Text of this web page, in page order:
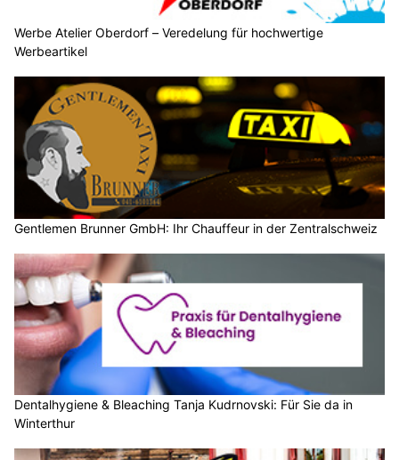
Werbe Atelier Oberdorf – Veredelung für hochwertige
Werbeartikel
Gentlemen Brunner GmbH: Ihr Chauffeur in der Zentralschweiz
Dentalhygiene & Bleaching Tanja Kudrnovski: Für Sie da in
Winterthur